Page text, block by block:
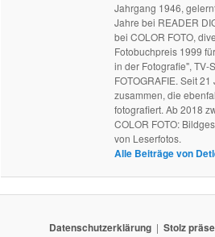
Jahrgang 1946,
Jahre bei READER
bei COLOR FOTO,
Fotobuchpreis 1999
in der Fotografie", TV-
FOTOGRAFIE. Seit
zusammen, die
fotografiert. Ab 2018
COLOR FOTO:
von Leserfotos.
Alle Beiträge von
Datenschutzerklärung Stolz